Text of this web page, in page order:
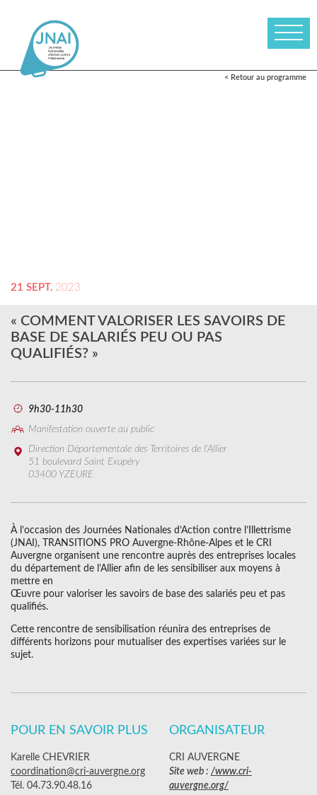
< Retour au programme
21 SEPT. 2023
« COMMENT VALORISER LES SAVOIRS DE
BASE DE SALARIÉS PEU OU PAS
QUALIFIÉS? »
9h30-11h30
Manifestation ouverte au public
Direction Départementale des Territoires de l'Allier
51 boulevard Saint Exupéry
03400 YZEURE
À l’occasion des Journées Nationales d’Action contre l’Illettrisme
(JNAI), TRANSITIONS PRO Auvergne-Rhône-Alpes et le CRI
Auvergne organisent une rencontre auprès des entreprises locales
du département de l’Allier afin de les sensibiliser aux moyens à
mettre en
Œuvre pour valoriser les savoirs de base des salariés peu et pas
qualifiés.
Cette rencontre de sensibilisation réunira des entreprises de
différents horizons pour mutualiser des expertises variées sur le
sujet.
POUR EN SAVOIR PLUS
Karelle CHEVRIER
coordination@cri-auvergne.org
Tél. 04.73.90.48.16
ORGANISATEUR
CRI AUVERGNE
Site web : /www.cri-
auvergne.org/